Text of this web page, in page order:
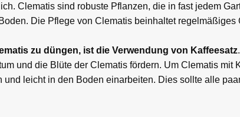
Clematis sind robuste Pflanzen, die in fast jedem
Die Pflege von Clematis beinhaltet regelmäßiges
zu düngen, ist die Verwendung von Kaffeesatz
und die Blüte der Clematis fördern. Um Clematis mit
leicht in den Boden einarbeiten. Dies sollte alle